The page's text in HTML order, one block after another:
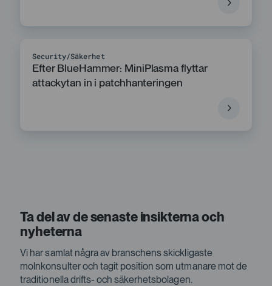
Security Säkerhet
Efter BlueHammer: MiniPlasma flyttar
attackytan in i patchhanteringen
Ta del av de senaste insikterna och
nyheterna
Vi har samlat några av branschens skickligaste
molnkonsulter och tagit position som utmanare mot de
traditionella drifts- och säkerhetsbolagen.